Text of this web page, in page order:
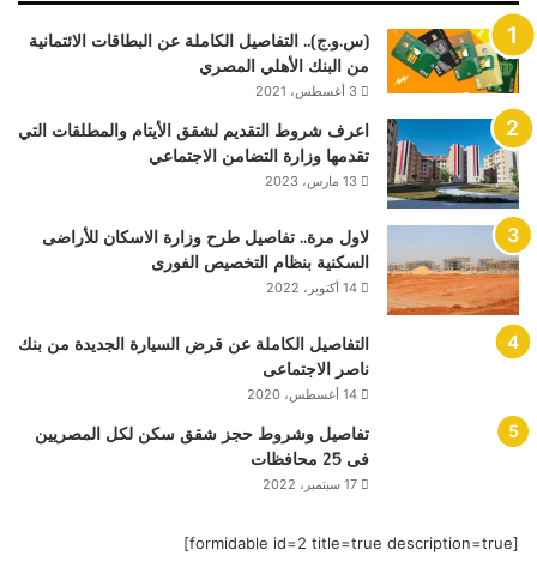
(س.و.ج).. التفاصيل الكاملة عن البطاقات الائتمانية
من البنك الأهلي المصري
3 أغسطس، 2021
اعرف شروط التقديم لشقق الأيتام والمطلقات التي
تقدمها وزارة التضامن الاجتماعي
13 مارس، 2023
لاول مرة.. تفاصيل طرح وزارة الاسكان للأراضى
السكنية بنظام التخصيص الفورى
14 أكتوبر، 2022
التفاصيل الكاملة عن قرض السيارة الجديدة من بنك
ناصر الاجتماعى
14 أغسطس، 2020
تفاصيل وشروط حجز شقق سكن لكل المصريين
فى 25 محافظات
17 سبتمبر، 2022
[formidable id=2 title=true description=true]